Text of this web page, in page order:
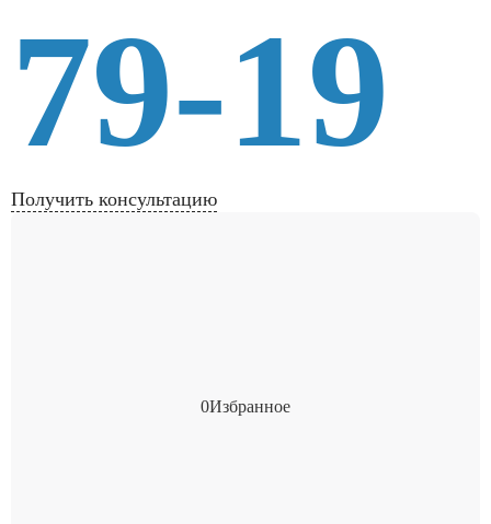
79-19
Получить консультацию
0Избранное